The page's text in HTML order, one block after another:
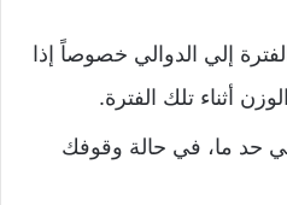
إلي الدوالي خصوصاً إذا
أثناء تلك الفترة.
حد ما، في حالة وقوفك